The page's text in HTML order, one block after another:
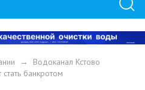
→ Водоканал Кстово
банкротом